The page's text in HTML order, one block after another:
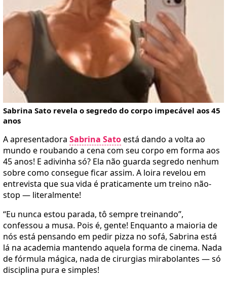
Sabrina Sato revela o segredo do corpo impecável aos 45
anos
A apresentadora Sabrina Satoestá dando a volta ao
mundo e roubando a cena com seu corpo em forma aos
45 anos! E adivinha só? Ela não guarda segredo nenhum
sobre como consegue ficar assim. A loira revelou em
entrevista que sua vida é praticamente um treino não-
stop — literalmente!
“Eu nunca estou parada, tô sempre treinando”,
confessou a musa. Pois é, gente! Enquanto a maioria de
nós está pensando em pedir pizza no sofá, Sabrina está
lá na academia mantendo aquela forma de cinema. Nada
de fórmula mágica, nada de cirurgias mirabolantes — só
disciplina pura e simples!